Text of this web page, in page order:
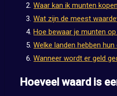
Waar kan ik munten
Wat zijn de meest
Hoe bewaar je munten
Welke landen hebben
Wanneer wordt er geld
Hoeveel waard is